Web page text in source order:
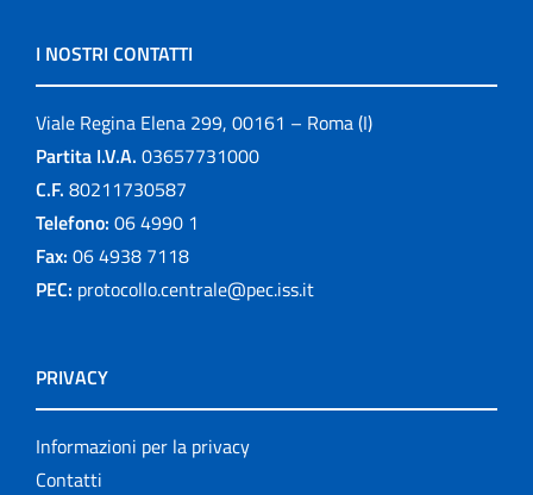
I NOSTRI CONTATTI
Viale Regina Elena 299, 00161 – Roma (I)
Partita I.V.A. 03657731000
C.F. 80211730587
Telefono: 06 4990 1
Fax: 06 4938 7118
PEC: protocollo.centrale@pec.iss.it
PRIVACY
Informazioni per la privacy
Contatti